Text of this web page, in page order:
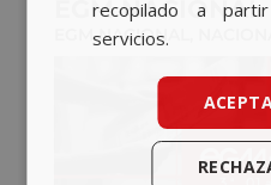
EGM NACIONAL
EGM NACIONAL
recopilado a
servicios.